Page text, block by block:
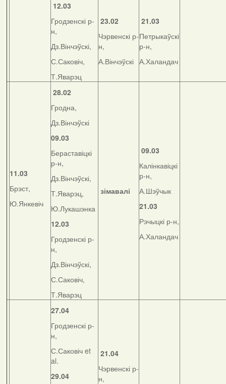
12.03
Гродзенскі р-
н,
Дз.Вінчэўскі,
С.Саковіч,
Т.Яварэц
23.02
Чэрвенскі р-
н,
А.Вінчэўскі
21.03
Петрыкаўскі
р-н,
А.Халандач
11.03
Брэст,
Ю.Янкевіч
28.02
Гродна,
Дз.Вінчэўскі
09.03
Бераставіцкі
р-н,
Дз.Вінчэўскі,
Т.Яварэц,
Ю.Лукашэнка
12.03
Гродзенскі р-
н,
Дз.Вінчэўскі,
С.Саковіч,
Т.Яварэц
зімавалі
09.03
Калінкавіцкі
р-н,
А.Шэўчык
21.03
Рэчыцкі р-н,
А.Халандач
27.04
Гродзенскі р-
н,
С.Саковіч et
al.
29.04
21.04
Чэрвенскі р-
н,